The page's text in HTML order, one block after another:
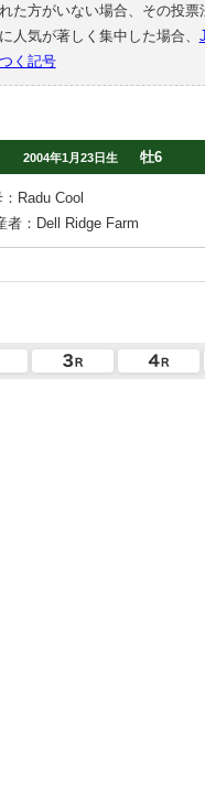
た方がいない場合、その投
人気が著しく集中した場合、
く記号
2004年1月23日生 牡6
：Radu Cool
者：Dell Ridge Farm